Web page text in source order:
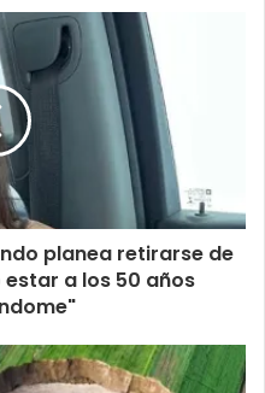
planea retirarse de
estar a los 50 años